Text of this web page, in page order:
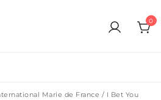
0
Marie de France / I Bet You